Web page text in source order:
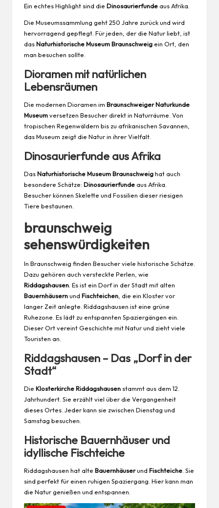
Ein echtes Highlight sind die Dinosaurierfundeaus Afrika.
Die Museumssammlung geht 250 Jahre zurück und wird
hervorragend gepflegt. Für jeden, der die Natur liebt, ist
dasNaturhistorische Museum Braunschweigein Ort, den
man besuchen sollte.
Dioramen mit natürlichen
Lebensräumen
Die modernen Dioramen im Braunschweiger Naturkunde
Museumversetzen Besucher direkt in Naturräume. Von
tropischen Regenwäldern bis zu afrikanischen Savannen,
das Museum zeigt die Natur in ihrer Vielfalt.
Dinosaurierfunde aus Afrika
DasNaturhistorische Museum Braunschweighat auch
besondere Schätze: Dinosaurierfundeaus Afrika.
Besucher können Skelette und Fossilien dieser riesigen
Tiere bestaunen.
braunschweig
sehenswürdigkeiten
In Braunschweig finden Besucher viele historische Schätze.
Dazu gehören auch versteckte Perlen, wie
Riddagshausen . Es ist ein Dorf in der Stadt mit alten
Bauernhäusernund Fischteichen , die ein Kloster vor
langer Zeit anlegte. Riddagshausen ist eine grüne
Ruhezone. Es lädt zu entspannten Spaziergängen ein.
Dieser Ort vereint Geschichte mit Natur und zieht viele
Touristen an.
Riddagshausen – Das „Dorf in der
Stadt“
Die Klosterkirche Riddagshausen stammt aus dem 12.
Jahrhundert. Sie erzählt viel über die Vergangenheit
dieses Ortes. Jeder kann sie zwischen Dienstag und
Samstag besuchen.
Historische Bauernhäuser und
idyllische Fischteiche
Riddagshausen hat alte Bauernhäuserund Fischteiche . Sie
sind perfekt für einen ruhigen Spaziergang. Hier kann man
die Natur genießen und entspannen.